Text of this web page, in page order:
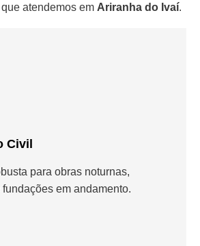
atendemos em Ariranha do Ivaí.
Civil
para obras noturnas,
em andamento.